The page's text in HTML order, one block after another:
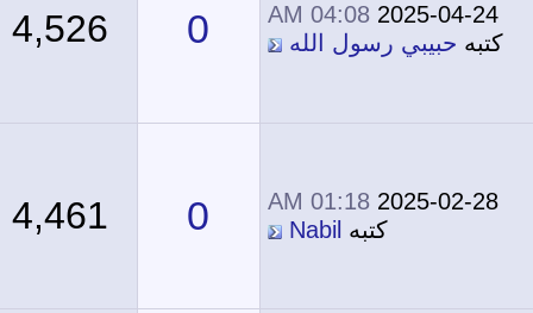
2025-04-24
04:08 AM
كتبهحبيبي رسول الله 0
4,526
2025-02-28
01:18 AM
كتبهNabil
0
4,461